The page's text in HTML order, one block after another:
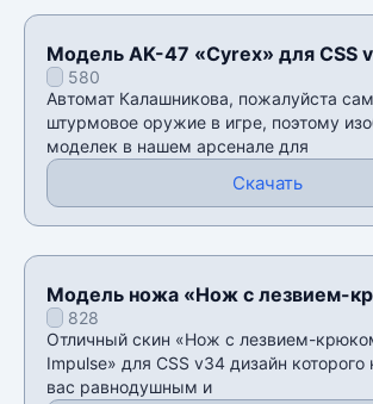
Модель AK-47 «Cyrex» для CSS
580
Автомат Калашникова, пожалуйста
штурмовое оружие в игре, поэтому
моделек в нашем арсенале для
Скачать
Модель ножа «Нож с лезвием-
Neon Impulse» для CSS v34
828
Отличный скин «Нож с лезвием-
Impulse» для CSS v34 дизайн которого
вас равнодушным и